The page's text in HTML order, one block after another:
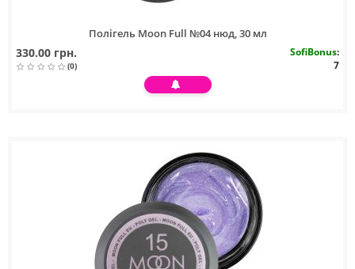
Полігель Moon Full №04 нюд, 30 мл
330.00 грн.
(0)
SofiBonus:
7